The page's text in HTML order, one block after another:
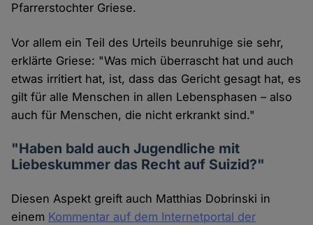
Pfarrerstochter Griese.
Vor allem ein Teil des Urteils beunruhige sie sehr,
erklärte Griese: "Was mich überrascht hat und auch
etwas irritiert hat, ist, dass das Gericht gesagt hat, es
gilt für alle Menschen in allen Lebensphasen – also
auch für Menschen, die nicht erkrankt sind."
"Haben bald auch Jugendliche mit
Liebeskummer das Recht auf Suizid?"
Diesen Aspekt greift auch Matthias Dobrinski in
einem Kommentar auf dem Internetportal der